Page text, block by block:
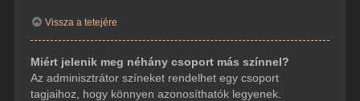
Vissza a tetejére
Miért jelenik meg néhány csoport más színnel?
Az adminisztrátor színeket rendelhet egy csoport
tagjaihoz, hogy könnyen azonosíthatók legyenek.